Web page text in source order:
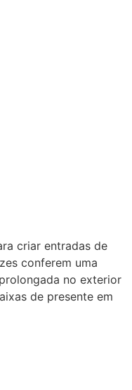
criar entradas de
conferem uma
no exterior
de presente em